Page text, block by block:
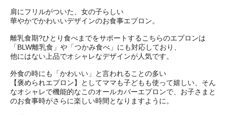
肩にフリルがついた、女の子らしい
華やかでかわいいデザインのお食事エプロン。
離乳食期?ひとり食べまでをサポートするこちらのエプロンは
「BLW離乳食」や「つかみ食べ」にも対応しており、
他にはない上品でオシャレなデザインが人気です。
外食の時にも「かわいい」と言われることの多い
【褒められエプロン】としてママも子どもも使って嬉しい、そん
なオシャレで機能的なこのオールカバーエプロンで、お子さまと
のお食事時がさらに楽しい時間となりますように。